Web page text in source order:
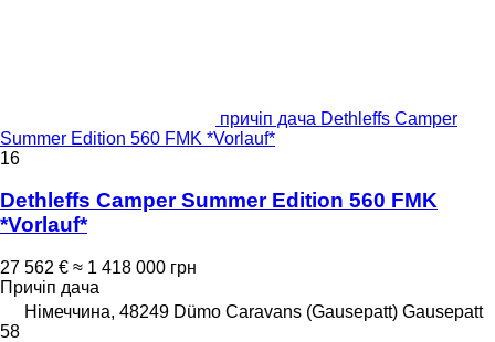
причіп дача Dethleffs Camper
Summer Edition 560 FMK *Vorlauf*
16
Dethleffs Camper Summer Edition 560 FMK
*Vorlauf*
27 562 € ≈ 1 418 000 грн
Причіп дача
Німеччина, 48249 Dümo Caravans (Gausepatt) Gausepatt
58